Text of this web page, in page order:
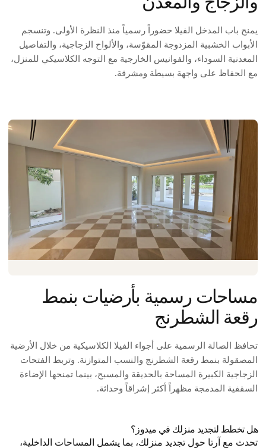
يمنح باب المدخل الفيلا حضوراً رسمياً منذ النظرة الأولى. وتنسجم
الأبواب الخشبية المزدوجة المقوّسة، والألواح الزجاجية، والتفاصيل
المعدنية السوداء، والفوانيس الخارجية مع التوجه الكلاسيكي للمنزل،
مع الحفاظ على واجهة بسيطة ومشرقة.
مساحات رسمية بأرضيات بنمط
رقعة الشطرنج
تحافظ الصالة الرسمية على أجواء الفيلا الكلاسيكية من خلال الأرضية
المصقولة بنمط رقعة الشطرنج والنسب المتوازنة. وتربط الفتحات
الزجاجية الكبيرة المساحة بالحديقة والمسبح، بينما تمنحها الإضاءة
السقفية المدمجة مظهراً أكثر إشراقاً وحداثة.
هل تخطط لتجديد منزلك في ميدوز؟
تحدث مع آرتا حول تجديد منزلك، بما يشمل المساحات الداخلية،